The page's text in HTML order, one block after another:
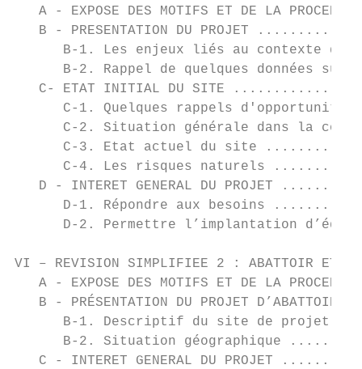
A - EXPOSE DES MOTIFS ET DE LA
B - PRESENTATION DU PROJET
B-1. Les enjeux liés au contexte de
B-2. Rappel de quelques données sur
C- ETAT INITIAL DU SITE
C-1. Quelques rappels d'opportunité
C-2. Situation générale dans la
C-3. Etat actuel du site
C-4. Les risques naturels
D - INTERET GENERAL DU PROJET
D-1. Répondre aux besoins
D-2. Permettre l’implantation
VI – REVISION SIMPLIFIEE 2 :
A - EXPOSE DES MOTIFS ET DE LA
B - PRÉSENTATION DU PROJET D’ABATTOIR
B-1. Descriptif du site de projet
B-2. Situation géographique
C - INTERET GENERAL DU PROJET